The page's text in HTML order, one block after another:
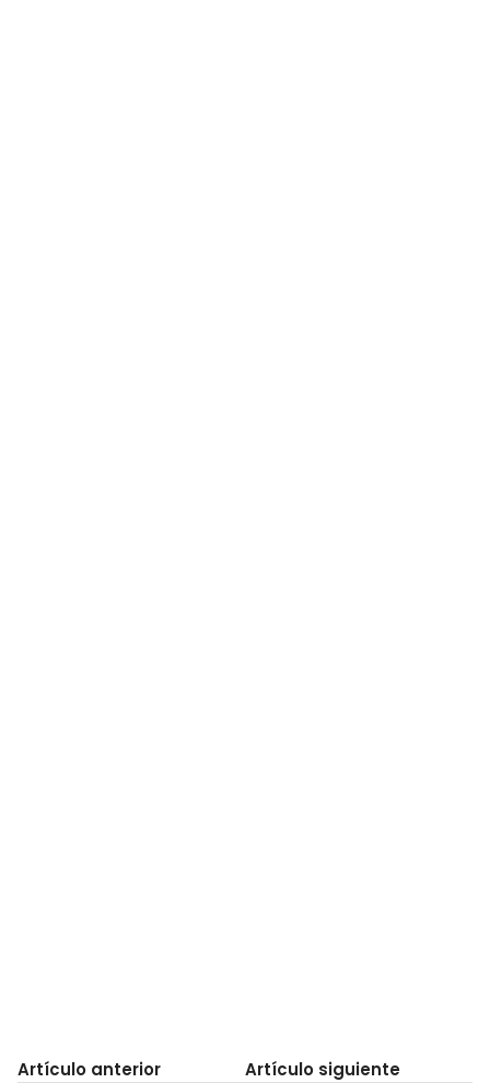
Artículo anterior Artículo siguiente